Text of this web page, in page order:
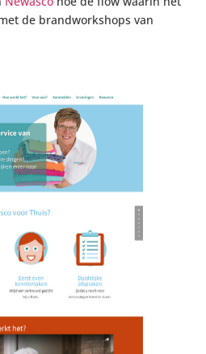
de brandworkshops van